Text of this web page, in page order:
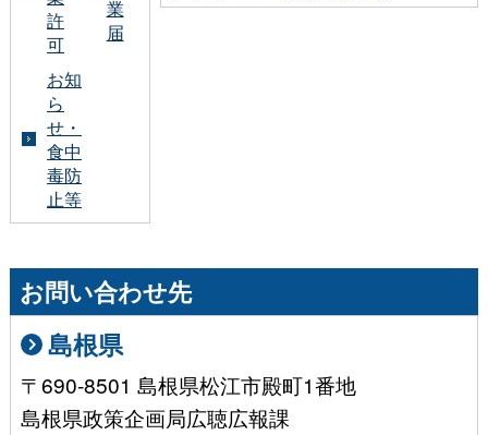
許
可
業
届
お知
ら
せ・
食中
毒防
止等
お問い合わせ先
島根県
〒690-8501 島根県松江市殿町1番地
島根県政策企画局広聴広報課